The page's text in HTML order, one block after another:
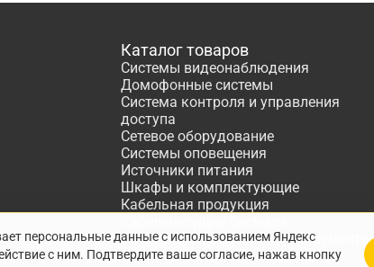
Каталог товаров
Системы видеонаблюдения
Домофонные системы
Система контроля и управления
доступа
Сетевое оборудование
Системы оповещения
Источники питания
Шкафы и комплектующие
Кабельная продукция
Расходные материалы, Инструменты
Системы охранно-пожарной
персональные данные с использованием Яндекс
с ним. Подтвердите ваше согласие, нажав кнопку